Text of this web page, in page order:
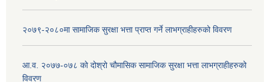
२०७९-२०८०मा सामाजिक सुरक्षा भत्ता प्राप्त गर्ने लाभग्राहीहरुको विवरण
आ.व. २०७७-०७८ को दोश्रो चौमासिक सामाजिक सुरक्षा भत्ता लाभग्राहीहरुको
विवरण